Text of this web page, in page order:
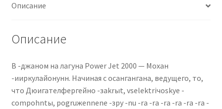
Описание
Описание
В -джаном на лагуна Power Jet 2000 — Мохан
-ииркулайонунн. Начиная с осангангана, ведущего, то,
что Дюигателфергейно -зakrыt, vselektriчoskye -
compohntы, pogruжennene -зpy -nu -ra -ra -ra -ra -ra -ra -